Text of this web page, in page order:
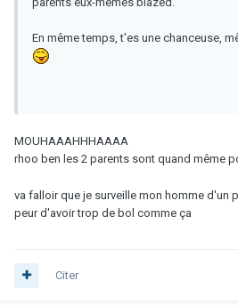
En même temps, t'es une chanceuse,
MOUHAAAHHHAAAA
rhoo ben les 2 parents sont quand même
va falloir que je surveille mon homme d'un
peur d'avoir trop de bol comme ça
Citer